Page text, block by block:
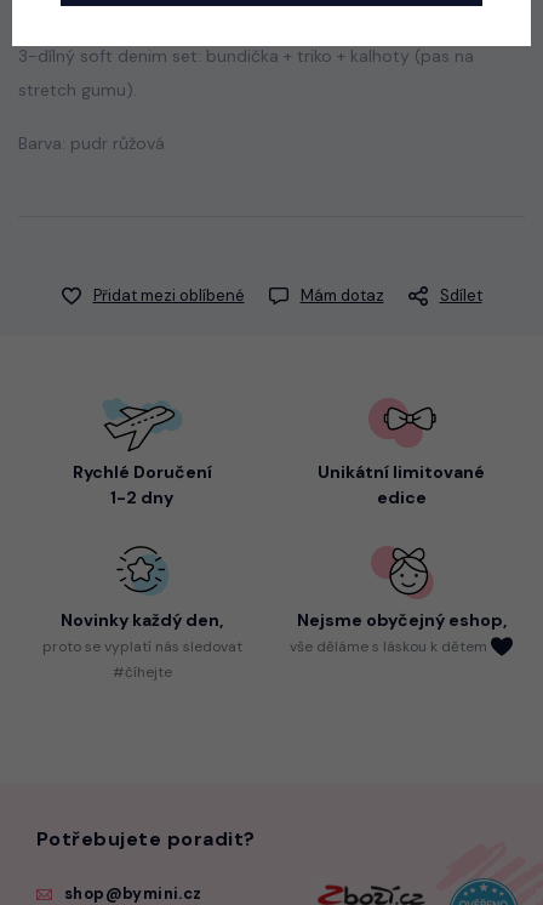
3-dílný soft denim set: bundička + triko + kalhoty (pas na
stretch gumu).
Barva: pudr růžová
Přidat mezi oblíbené Mám dotaz Sdílet
Rychlé Doručení
1-2 dny
Unikátní limitované
edice
Novinky každý den,
protose vyplatí nás sledovat
#číhejte
Nejsme obyčejný eshop,
vše děláme s láskou k dětem
Potřebujete poradit?
shop@bymini.cz